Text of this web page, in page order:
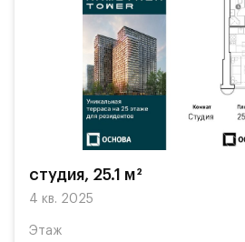
студия, 25.1 м²
4 кв. 2025
Этаж